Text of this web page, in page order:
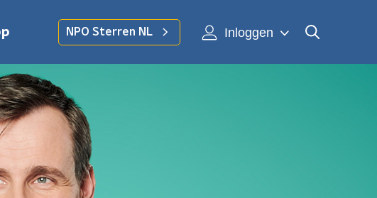
NPO Sterren NL Inloggen